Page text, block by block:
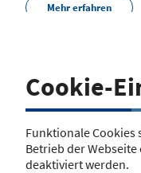
Mehr erfahren
Cookie-
Funktionale
Betrieb der
deaktiviert werden.